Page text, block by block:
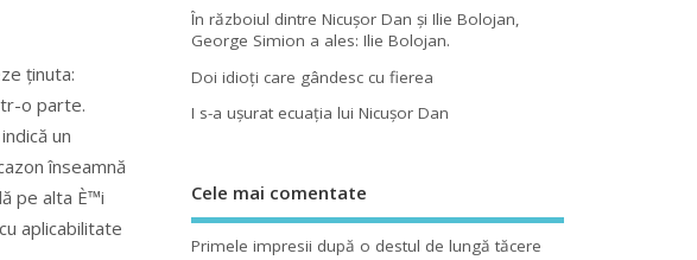
ținuta:
o parte.
un
înseamnă
pe alta È™i
aplicabilitate
În războiul dintre Nicuşor Dan şi Ilie Bolojan,
George Simion a ales: Ilie Bolojan.
Doi idioţi care gândesc cu fierea
I s-a uşurat ecuaţia lui Nicuşor Dan
Cele mai comentate
Primele impresii după o destul de lungă tăcere